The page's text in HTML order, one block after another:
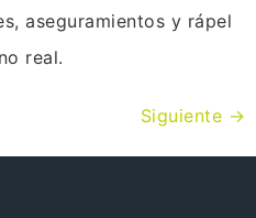
aseguramientos y rápel
real.
Siguiente →